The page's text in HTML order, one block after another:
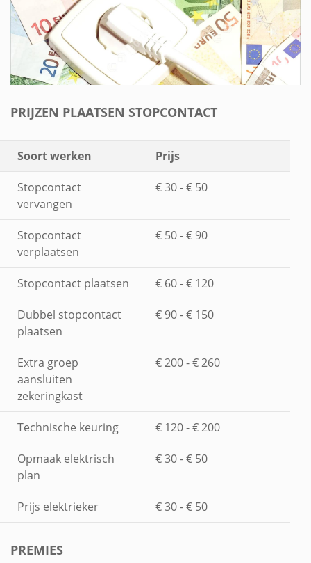
PRIJZEN PLAATSEN STOPCONTACT
Soort werken Prijs
Stopcontact
vervangen
€ 30 - € 50
Stopcontact
verplaatsen
€ 50 - € 90
Stopcontact plaatsen € 60 - € 120
Dubbel stopcontact
plaatsen
€ 90 - € 150
Extra groep
aansluiten
zekeringkast
€ 200 - € 260
Technische keuring € 120 - € 200
Opmaak elektrisch
plan
€ 30 - € 50
Prijs elektrieker € 30 - € 50
PREMIES